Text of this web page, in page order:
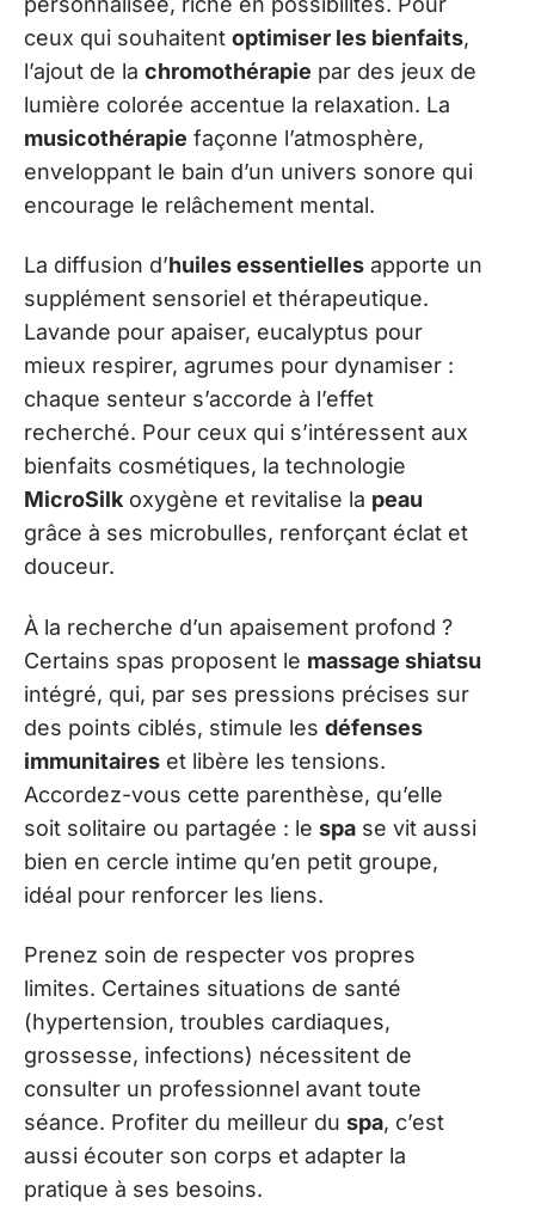
ceux qui souhaitent optimiser les bienfaits,
l’ajout de la chromothérapie par des jeux de
lumière colorée accentue la relaxation. La
musicothérapie façonne l’atmosphère,
enveloppant le bain d’un univers sonore qui
encourage le relâchement mental.
La diffusion d’huiles essentielles apporte un
supplément sensoriel et thérapeutique.
Lavande pour apaiser, eucalyptus pour
mieux respirer, agrumes pour dynamiser :
chaque senteur s’accorde à l’effet
recherché. Pour ceux qui s’intéressent aux
bienfaits cosmétiques, la technologie
MicroSilk oxygène et revitalise la peau
grâce à ses microbulles, renforçant éclat et
douceur.
À la recherche d’un apaisement profond ?
Certains spas proposent le massage shiatsu
intégré, qui, par ses pressions précises sur
des points ciblés, stimule les défenses
immunitaires et libère les tensions.
Accordez-vous cette parenthèse, qu’elle
soit solitaire ou partagée : le spa se vit aussi
bien en cercle intime qu’en petit groupe,
idéal pour renforcer les liens.
Prenez soin de respecter vos propres
limites. Certaines situations de santé
(hypertension, troubles cardiaques,
grossesse, infections) nécessitent de
consulter un professionnel avant toute
séance. Profiter du meilleur du spa, c’est
aussi écouter son corps et adapter la
pratique à ses besoins.